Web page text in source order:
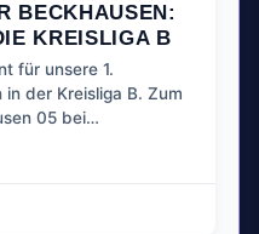
BECKHAUSEN:
KREISLIGA B
für unsere 1.
der Kreisliga B. Zum
05 bei…